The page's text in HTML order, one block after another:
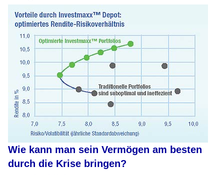
Wie kann man sein Vermögen am besten
durch die Krise bringen?